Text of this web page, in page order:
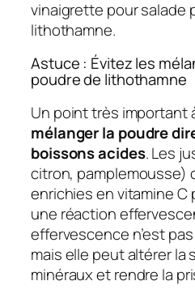
vinaigrette pour salade
lithothamne.
Astuce : Évitez les
poudre de lithothamne
Un point très important
mélanger la poudre
boissons acides. Les
citron, pamplemousse)
enrichies en vitamine
une réaction
effervescence n’est
mais elle peut altérer la
minéraux et rendre la